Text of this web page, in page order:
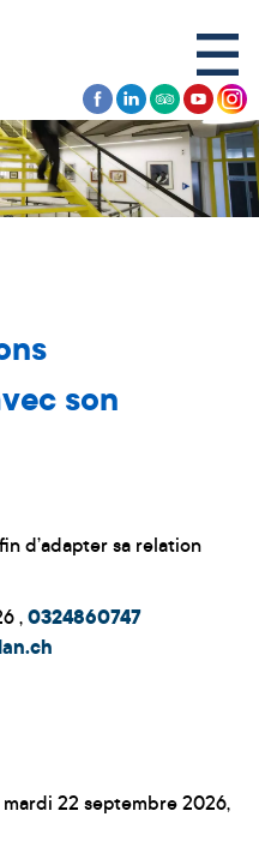
son
d’adapter sa relation
, 0324860747
22 septembre 2026,